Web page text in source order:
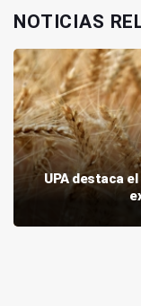
NOTICIAS
UPA destaca